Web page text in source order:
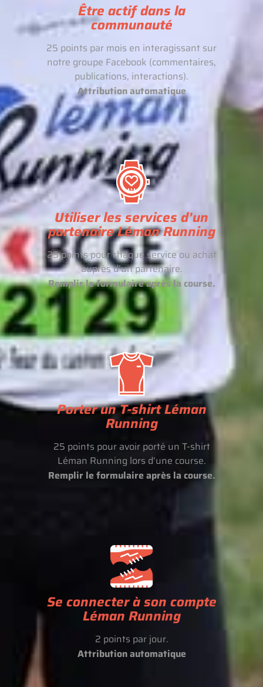
Être actif dans la
communauté
25 points par mois en interagissant sur
notre groupe Facebook (commentaires,
publications, interactions).
Attribution automatique
Utiliser les services d’un
partenaire Léman Running
25 points pour chaque service ou achat
auprès d’un partenaire.
Remplir le formulaire après la course.
Porter un T-shirt Léman
Running
25 points pour avoir porté un T-shirt
Léman Running lors d’une course.
Remplir le formulaire après la course.
Se connecter à son compte
Léman Running
2 points par jour.
Attribution automatique